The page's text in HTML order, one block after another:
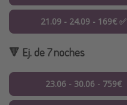
21.09 - 24.09 - 169€ ✅
🔻 Ej. de 7 noches
23.06 - 30.06 - 759€